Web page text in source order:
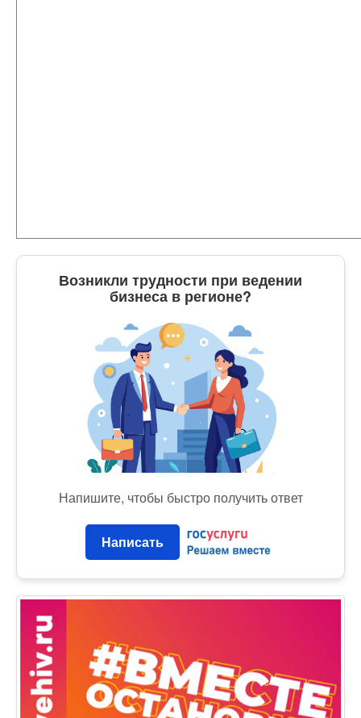
Возникли трудности при ведении
бизнеса в регионе?
Напишите, чтобы быстро получить ответ
Написать